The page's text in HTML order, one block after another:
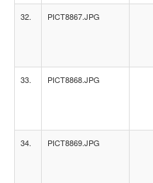
32. PICT8867.JPG
33. PICT8868.JPG
34. PICT8869.JPG